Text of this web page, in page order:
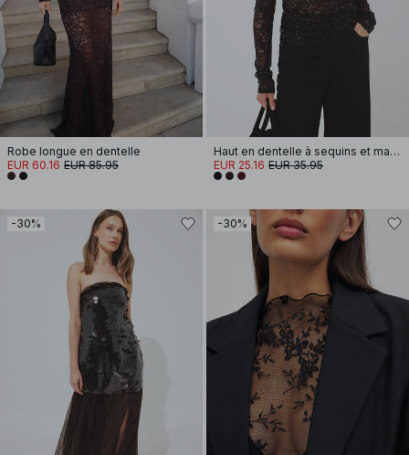
Robe longue en dentelle
EUR 60.16 EUR 85.95
Haut en dentelle à sequins et manches longues
EUR 25.16 EUR 35.95
-30% -30%